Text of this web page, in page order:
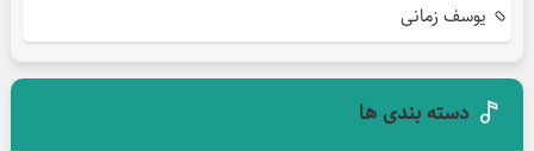
یوسف زمانی
دسته بندی ها